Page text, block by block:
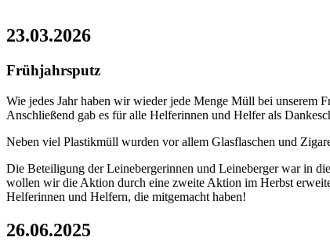
23.03.2026
Frühjahrsputz
Wie jedes Jahr haben wir wieder jede Menge Müll bei unserem
Anschließend gab es für alle Helferinnen und Helfer als
Neben viel Plastikmüll wurden vor allem Glasflaschen und
Die Beteiligung der Leinebergerinnen und Leineberger war in
wollen wir die Aktion durch eine zweite Aktion im Herbst
Helferinnen und Helfern, die mitgemacht haben!
26.06.2025